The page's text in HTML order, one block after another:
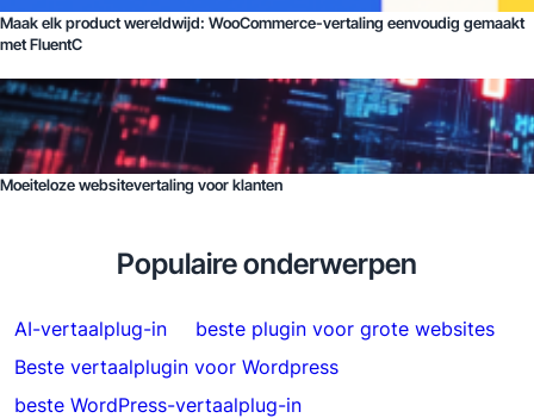
Maak elk product wereldwijd: WooCommerce-vertaling eenvoudig gemaakt
met FluentC
Moeiteloze websitevertaling voor klanten
Populaire onderwerpen
AI-vertaalplug-in
beste plugin voor grote websites
Beste vertaalplugin voor Wordpress
beste WordPress-vertaalplug-in